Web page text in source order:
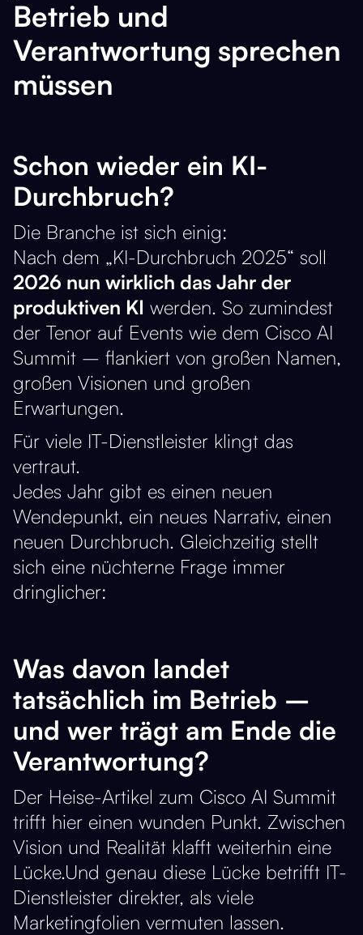
Betrieb und
Verantwortung sprechen
müssen
Schon wieder ein KI-
Durchbruch?
Die Branche ist sich einig:
Nach dem „KI-Durchbruch 2025“ soll
2026 nun wirklich das Jahr der
produktiven KI werden. So zumindest
der Tenor auf Events wie dem Cisco AI
Summit – flankiert von großen Namen,
großen Visionen und großen
Erwartungen.
Für viele IT-Dienstleister klingt das
vertraut.
Jedes Jahr gibt es einen neuen
Wendepunkt, ein neues Narrativ, einen
neuen Durchbruch. Gleichzeitig stellt
sich eine nüchterne Frage immer
dringlicher:
Was davon landet
tatsächlich im Betrieb –
und wer trägt am Ende die
Verantwortung?
Der Heise-Artikel zum Cisco AI Summit
trifft hier einen wunden Punkt. Zwischen
Vision und Realität klafft weiterhin eine
Lücke.Und genau diese Lücke betrifft IT-
Dienstleister direkter, als viele
Marketingfolien vermuten lassen.